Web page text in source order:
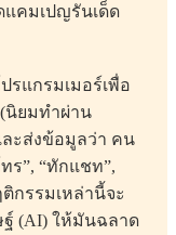
แคมเปญรันเด็ด
รแกรมเมอร์เพื่อ
(นิยมทำผ่าน
ละส่งข้อมูลว่า คน
ร”, “ทักแชท”,
กรรมเหล่านี้จะ
(AI) ให้มันฉลาด